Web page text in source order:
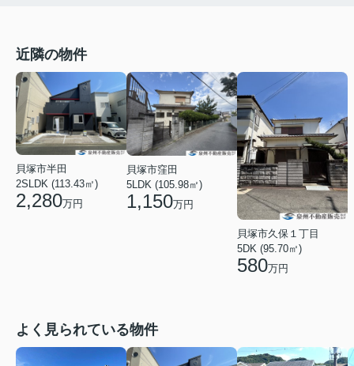
近隣の物件
貝塚市半田
2SLDK (113.43㎡)
2,280万円
貝塚市窪田
5LDK (105.98㎡)
1,150万円
貝塚市久保１丁目
5DK (95.70㎡)
580万円
よく見られている物件